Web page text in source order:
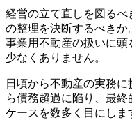
経営の立て直しを図る
の整理を決断するべきか
事業用不動産の扱いに頭
少なくありません。
日頃から不動産の実務
ら債務超過に陥り、最
ケースを数多く目にし